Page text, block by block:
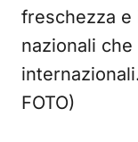
freschezza e
nazionali
FOTO)